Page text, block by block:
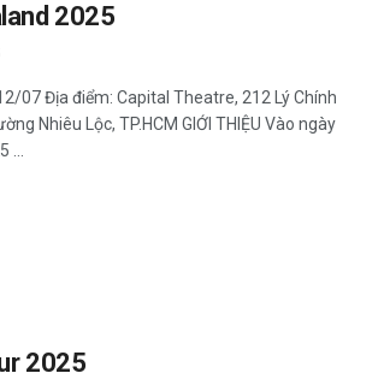
2025
07 Địa điểm: Capital Theatre, 212 Lý Chính
Nhiêu Lộc, TP.HCM GIỚI THIỆU Vào ngày
...
2025